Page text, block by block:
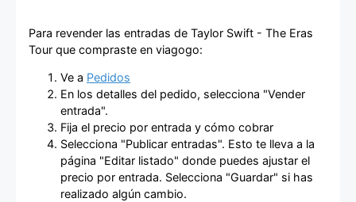
Para revender las entradas de Taylor Swift - The Eras
Tour que compraste en viagogo:
Ve a Pedidos
En los detalles del pedido, selecciona "Vender
entrada".
Fija el precio por entrada y cómo cobrar
Selecciona "Publicar entradas". Esto te lleva a la
página "Editar listado" donde puedes ajustar el
precio por entrada. Selecciona "Guardar" si has
realizado algún cambio.